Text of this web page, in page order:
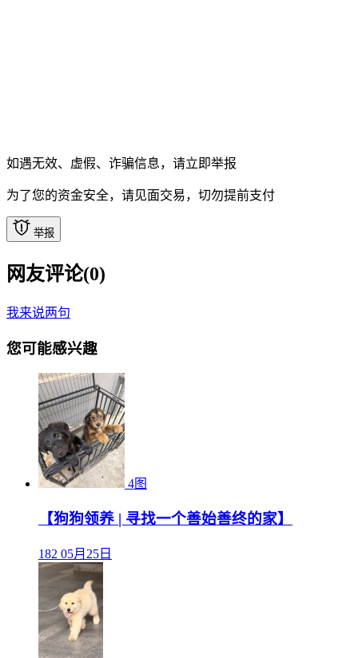
如遇无效、虚假、诈骗信息，请立即举报
为了您的资金安全，请见面交易，切勿提前支付
举报
网友评论(0)
我来说两句
您可能感兴趣
4图
【狗狗领养 | 寻找一个善始善终的家】
182 05月25日